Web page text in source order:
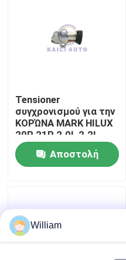
Σχετικά με εμάς
Έλεγχος ποιότητας
Επικοινωνήστε μαζί μας
Ζητήστε μια προσφορά
Tensioner
συγχρονισμού για την
ΚΟΡΏΝΑ MARK HILUX
20R 21R 2.0L 2.2L
13540-38010 της
TOYOTA CARINA
CELICA
Αποστολή
William